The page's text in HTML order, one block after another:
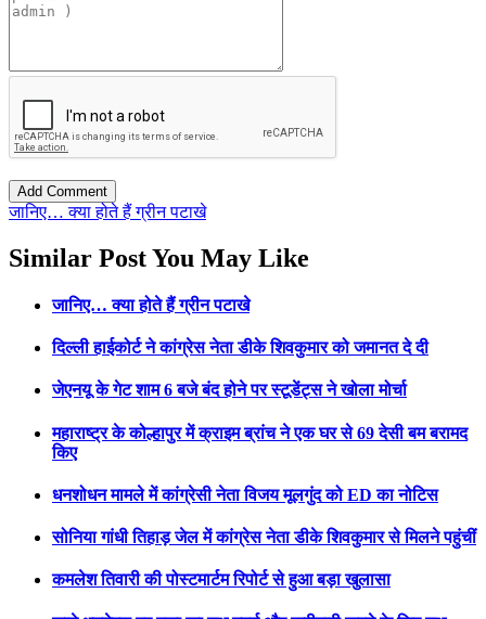
जानिए… क्या होते हैं ग्रीन पटाखे
Similar Post You May Like
जानिए… क्या होते हैं ग्रीन पटाखे
दिल्ली हाईकोर्ट ने कांग्रेस नेता डीके शिवकुमार को जमानत दे दी
जेएनयू के गेट शाम 6 बजे बंद होने पर स्‍टूडेंट्स ने खोला मोर्चा
महाराष्ट्र के कोल्हापुर में क्राइम ब्रांच ने एक घर से 69 देसी बम बरामद
किए
धनशोधन मामले में कांग्रेसी नेता विजय मूलगुंद को ED का नोटिस
सोनिया गांधी तिहाड़ जेल में कांग्रेस नेता डीके शिवकुमार से मिलने पहुंचीं
कमलेश तिवारी की पोस्टमार्टम रिपोर्ट से हुआ बड़ा खुलासा